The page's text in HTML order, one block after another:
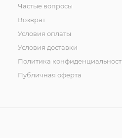
Частые вопросы
Возврат
Условия оплаты
Условия доставки
Политика
Публичная оферта